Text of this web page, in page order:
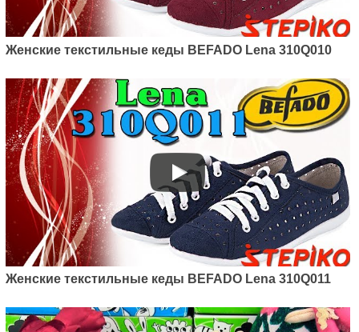
Женские текстильные кеды BEFADO Lena 310Q010
Женские текстильные кеды BEFADO Lena 310Q011